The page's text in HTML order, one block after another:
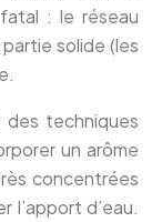
: le réseau
solide (les
techniques
un arôme
concentrées
l’apport d’eau.